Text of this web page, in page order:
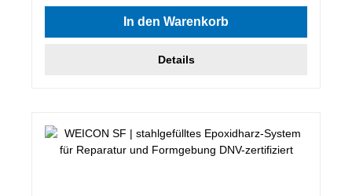
Durchschnittliche Bewertung von 4.5 von 5 Sternen
In den Warenkorb
Details